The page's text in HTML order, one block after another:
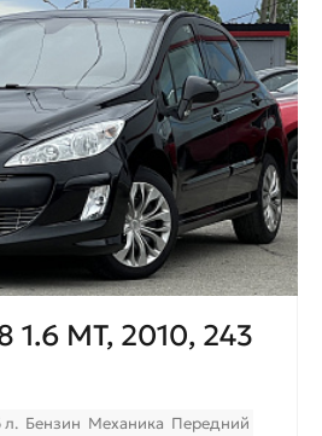
1.6 МТ, 2010, 243
л. Бензин Механика Передний